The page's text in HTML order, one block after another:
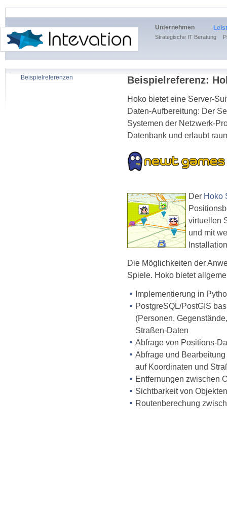
Unternehmen
Strategische IT Beratung
Beispielreferenzen Beispielreferenz:
Hoko bietet eine Server-
Daten-Aufbereitung: Der
Systemen der Netzwerk-
Datenbank und erlaubt
Der Hoko
virtuellen
und mit
Die Möglichkeiten der
Spiele. Hoko bietet
Implementierung in
PostgreSQL/PostGIS
(Personen,
Straßen-Daten
Abfrage von Positions-
Abfrage und
auf Koordinaten und
Entfernungen zwischen
Sichtbarkeit von
Routenberechung